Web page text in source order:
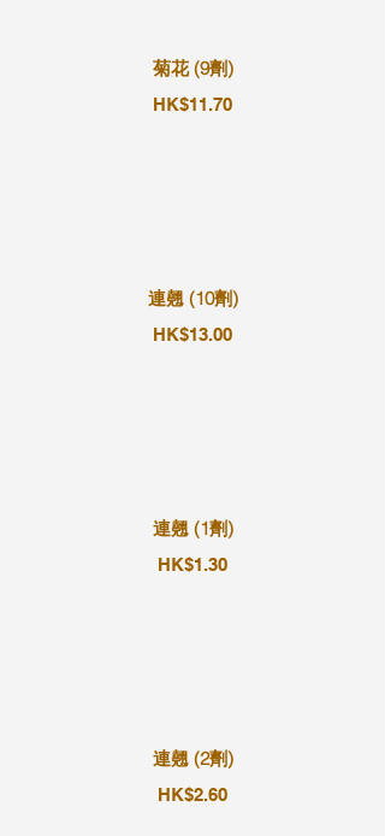
菊花 (9劑)
HK$11.70
連翹 (10劑)
HK$13.00
連翹 (1劑)
HK$1.30
連翹 (2劑)
HK$2.60